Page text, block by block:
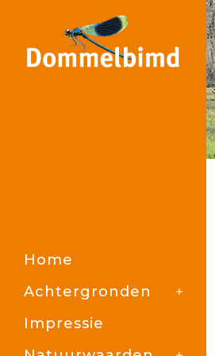
Home
Achtergronden
Impressie